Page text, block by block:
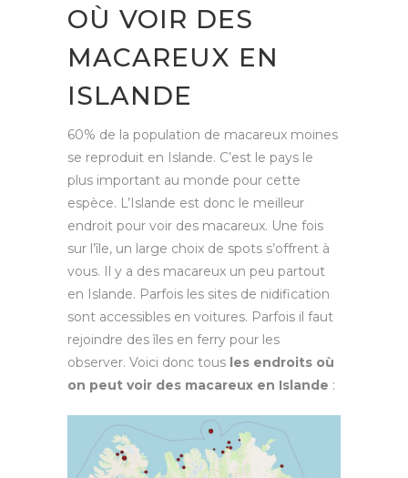
OÙ VOIR DES
MACAREUX EN
ISLANDE
60% de la population de macareux moines
se reproduit en Islande. C’est le pays le
plus important au monde pour cette
espèce. L’Islande est donc le meilleur
endroit pour voir des macareux. Une fois
sur l’île, un large choix de spots s’offrent à
vous. Il y a des macareux un peu partout
en Islande. Parfois les sites de nidification
sont accessibles en voitures. Parfois il faut
rejoindre des îles en ferry pour les
observer. Voici donc tous les endroits où
on peut voir des macareux en Islande :